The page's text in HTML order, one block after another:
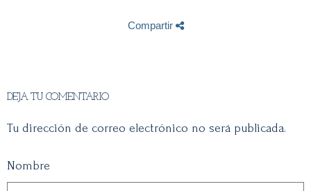
Compartir
DEJA TU COMENTARIO
Tu dirección de correo electrónico no será publicada.
Nombre